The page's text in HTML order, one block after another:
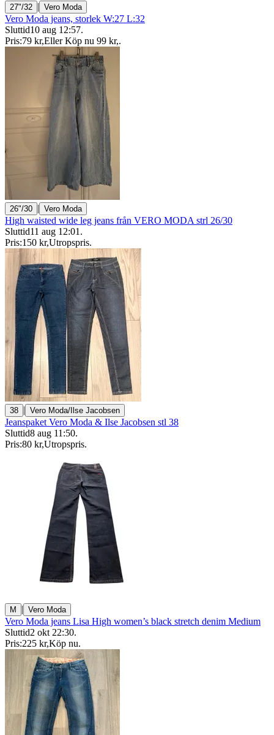
27"/32 | Vero Moda
Vero Moda jeans, storlek W:27 L:32
Sluttid10 aug 12:57.
Pris:79 kr,Eller Köp nu 99 kr,.
26"/30 | Vero Moda
High waisted wide leg jeans från VERO MODA strl 26/30
Sluttid11 aug 12:01 .
Pris:150 kr,Utropspris.
38 | Vero Moda/Ilse Jacobsen
Jeanspaket Vero Moda & Ilse Jacobsen stl 38
Sluttid8 aug 11:50.
Pris:80 kr,Utropspris.
M | Vero Moda
Vero Moda jeans Lisa High women’s black stretch denim Medium
Sluttid2 okt 22:30.
Pris:225 kr,Köp nu.